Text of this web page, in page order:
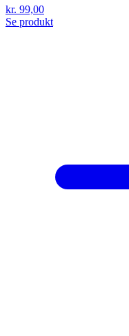
kr. 99,00
Se produkt